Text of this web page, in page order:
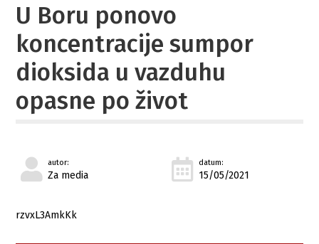
U Boru ponovo
koncentracije sumpor
dioksida u vazduhu
opasne po život
autor:
Za media
datum:
15/05/2021
rzvxL3AmkKk